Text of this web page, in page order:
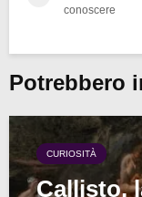
conoscere
Potrebbero
CURIOSITÀ
Callisto,